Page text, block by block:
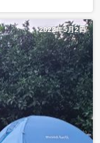
2022年5月2日